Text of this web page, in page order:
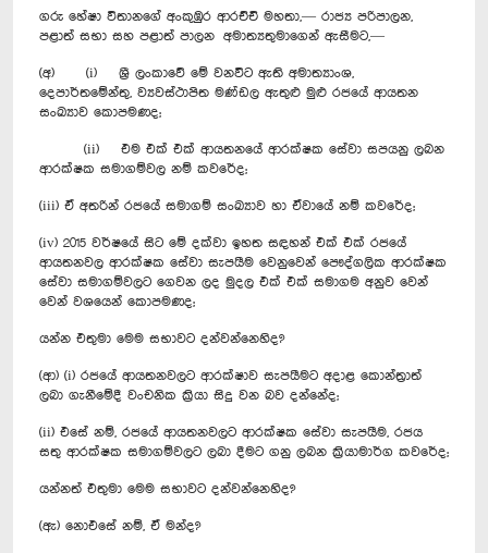
ගරු හේෂා විතානගේ අංකුඹුර ආරච්චි මහතා,— රාජ්‍ය පරිපාලන,
පළාත් සභා සහ පළාත් පාලන අමාත්‍යතුමාගෙන් ඇසීමට,—
(අ) (i) ශ්‍රී ලංකාවේ මේ වනවිට ඇති අමාත්‍යාංශ,
දෙපාර්තමේන්තු, ව්‍යවස්ථාපිත මණ්ඩල ඇතුළු මුළු රජයේ ආයතන
සංඛ්‍යාව කොපමණද;
(ii) එම එක් එක් ආයතනයේ ආරක්ෂක සේවා සපයනු ලබන
ආරක්ෂක සමාගම්වල නම් කවරේද;
(iii) ඒ අතරින් රජයේ සමාගම් සංඛ්‍යාව හා ඒවායේ නම් කවරේද;
(iv) 2015 වර්ෂයේ සිට මේ දක්වා ඉහත සඳහන් එක් එක් රජයේ
ආයතනවල ආරක්ෂක සේවා සැපයීම වෙනුවෙන් පෞද්ගලික ආරක්ෂක
සේවා සමාගම්වලට ගෙවන ලද මුදල එක් එක් සමාගම අනුව වෙන්
වෙන් වශයෙන් කොපමණද;
යන්න එතුමා මෙම සභාවට දන්වන්නෙහිද?
(ආ) (i) රජයේ ආයතනවලට ආරක්ෂාව සැපයීමට අදාළ කොන්ත්‍රාත්
ලබා ගැනීමේදී වංචනික ක්‍රියා සිදු වන බව දන්නේද;
(ii) එසේ නම්, රජයේ ආයතනවලට ආරක්ෂක සේවා සැපයීම, රජය
සතු ආරක්ෂක සමාගම්වලට ලබා දීමට ගනු ලබන ක්‍රියාමාර්ග කවරේද;
යන්නත් එතුමා මෙම සභාවට දන්වන්නෙහිද?
(ඇ) නොඑසේ නම්, ඒ මන්ද?